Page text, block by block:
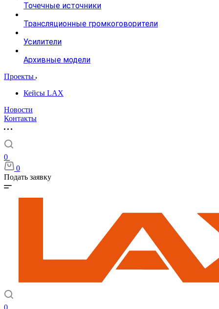
Точечные источники
Трансляционные громкоговорители
Усилители
Архивные модели
Проекты
Кейсы LAX
Новости
Контакты
0
0
Подать заявку
0